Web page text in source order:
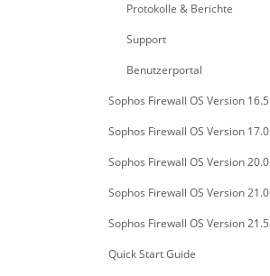
Protokolle & Berichte
Support
Benutzerportal
Sophos Firewall OS Version 16.5
Sophos Firewall OS Version 17.0
Sophos Firewall OS Version 20.0
Sophos Firewall OS Version 21.0
Sophos Firewall OS Version 21.5
Quick Start Guide